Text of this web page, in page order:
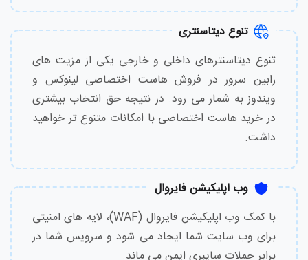
تنوع دیتاسنتری
تنوع دیتاسنترهای داخلی و خارجی یکی از مزیت های
رابین سرور در فروش هاست اختصاصی لینوکس و
ویندوز به شمار می رود. در نتیجه حق انتخاب بیشتری
در خرید هاست اختصاصی با امکانات متنوع تر خواهید
داشت.
وب اپلیکیشن فایروال
با کمک وب اپلیکیشن فایروال (WAF)، لایه های امنیتی
برای وب سایت شما ایجاد می شود و سرویس شما در
برابر حملات سایبری ایمن می ماند.